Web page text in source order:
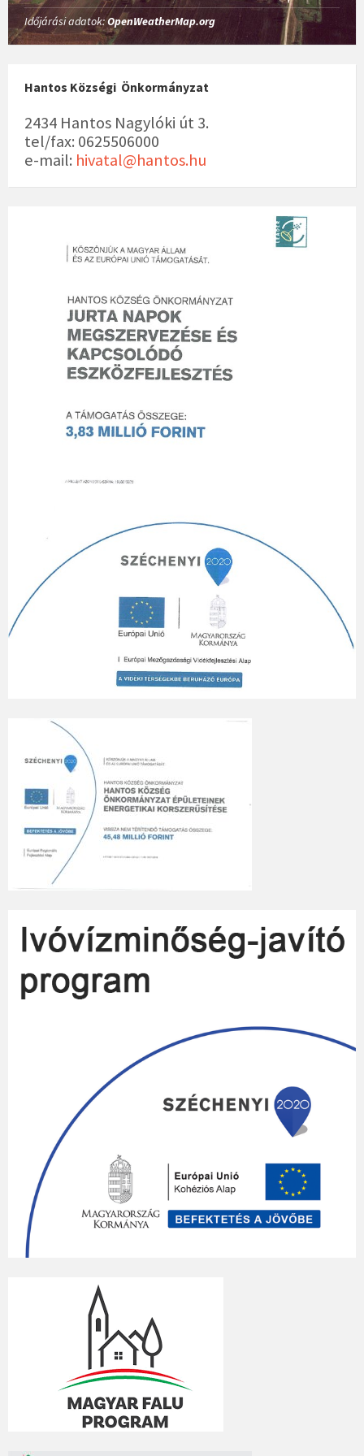
Időjárási adatok:OpenWeatherMap.org
Hantos Községi Önkormányzat
2434 Hantos Nagylóki út 3.
tel/fax: 0625506000
e-mail: hivatal@hantos.hu